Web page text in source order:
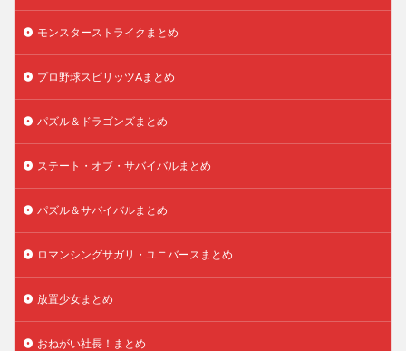
モンスターストライクまとめ
プロ野球スピリッツAまとめ
パズル＆ドラゴンズまとめ
ステート・オブ・サバイバルまとめ
パズル＆サバイバルまとめ
ロマンシングサガリ・ユニバースまとめ
放置少女まとめ
おねがい社長！まとめ